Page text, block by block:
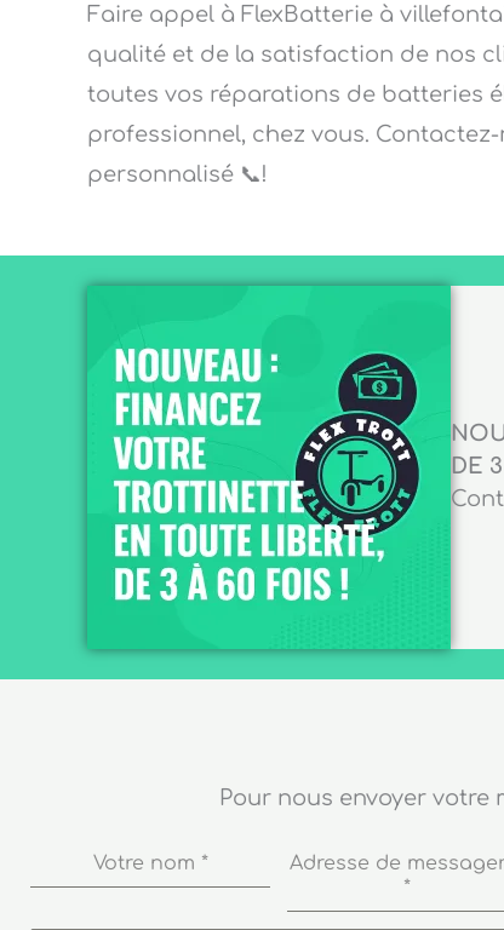
Faire appel à FlexBatterie à
qualité et de la satisfaction de nos
toutes vos réparations de batteries
professionnel, chez vous.
personnalisé 📞!
DE
Pour nous envoyer votre
Votre nom *
Adresse de
*